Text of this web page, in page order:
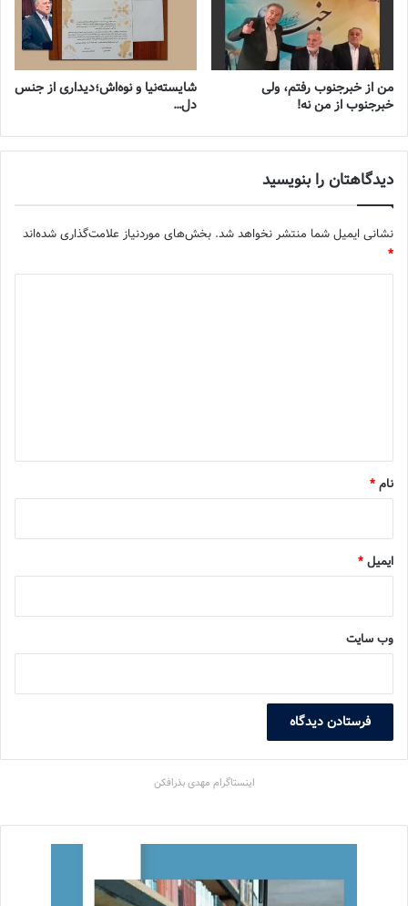
من از خبرجنوب رفتم، ولی
خبرجنوب از من نه!
شایسته‌نیا و نوه‌اش؛دیداری از جنس
دل…
دیدگاهتان را بنویسید
نشانی ایمیل شما منتشر نخواهد شد. بخش‌های موردنیاز علامت‌گذاری شده‌اند
*
نام*
ایمیل*
وب‌ سایت
اینستاگرام مهدی بذرافکن